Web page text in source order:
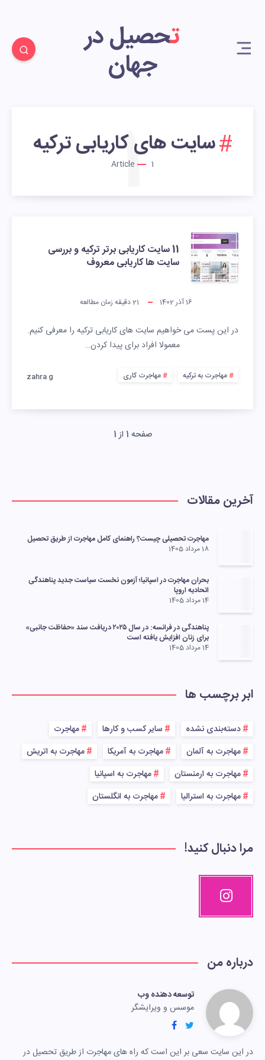
تحصیل در
جهان
سایت های کاریابی ترکیه
1
1
11 سایت کاریابی برتر ترکیه و بررسی
سایت ها کاریابی معروف
16 آذر 1402 21دقیقه زمان مطالعه
در این پست می خواهیم سایت های کاریابی ترکیه را معرفی کنیم.
معمولا افراد برای پیدا کردن…
مهاجرت به ترکیه مهاجرت کاری zahra g
صفحه 1 از 1
آخرین مقالات
مهاجرت تحصیلی چیست؟ راهنمای کامل مهاجرت از طریق تحصیل
18 مرداد 1405
بحران مهاجرت در اسپانیا؛ آزمون نخست سیاست جدید پناهندگی
اتحادیه اروپا
14 مرداد 1405
پناهندگی در فرانسه: در سال ۲۰۲۵ دریافت سند «حفاظت جانبی»
برای زنان افزایش یافته است
14 مرداد 1405
ابر برچسب ها
دسته‌بندی نشده سایر کسب و کارها
مهاجرت
مهاجرت به آلمان
مهاجرت به آمریکا
مهاجرت به اتریش
مهاجرت به ارمنستان
مهاجرت به اسپانیا
مهاجرت به استرالیا
مهاجرت به انگلستان
مرا دنبال کنید!
درباره من
توسعه دهنده وب
موسس و ویرایشگر
در این سایت سعی بر این است که راه های مهاجرت از طریق تحصیل در